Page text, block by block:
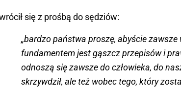
się z prośbą do sędziów:
„bardzo państwa proszę, abyście
fundamentem jest gąszcz przepisów i
odnoszą się zawsze do człowieka, do
skrzywdził, ale też wobec tego, który